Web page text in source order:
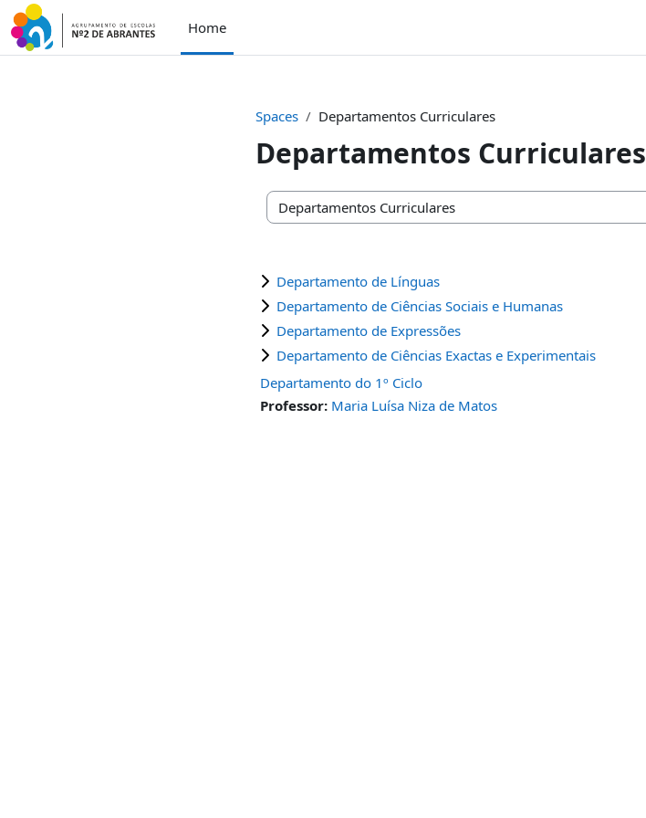
Skip to main content
Home
Spaces Departamentos Curriculares
Departamentos Curriculares
Space categories
Departamento de Línguas
Departamento de Ciências Sociais e Humanas
Departamento de Expressões
Departamento de Ciências Exactas e Experimentais
Departamento do 1º Ciclo
Professor: Maria Luísa Niza de Matos